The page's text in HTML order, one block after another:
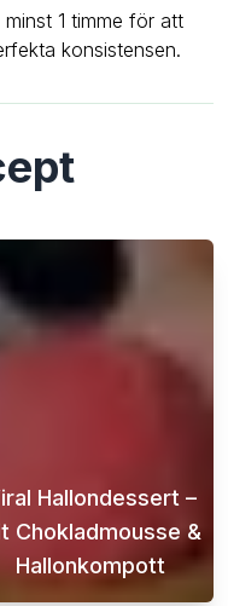
1 timme för att
konsistensen.
receptet är för dig
Hallondessert –
Chokladmousse &
Hallonkompott
Letar du